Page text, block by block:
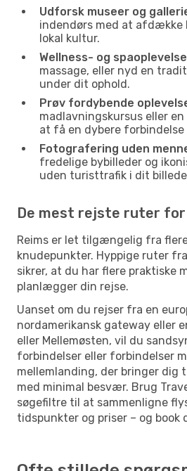
Udforsk museer og
indendørs med at afdække
lokal kultur.
Wellness- og
massage, eller nyd en
under dit ophold.
Prøv fordybende
madlavningskursus eller
at få en dybere
Fotografering uden
fredelige bybilleder og
uden turisttrafik i dit
De mest rejste ruter for
Reims er let tilgængelig fra
knudepunkter. Hyppige ruter
sikrer, at du har flere praktiske
planlægger din rejse.
Uanset om du rejser fra en
nordamerikansk gateway eller
eller Mellemøsten, vil du
forbindelser eller forbindelser
mellemlanding, der bringer dig
med minimal besvær. Brug
søgefiltre til at sammenligne
tidspunkter og priser – og book